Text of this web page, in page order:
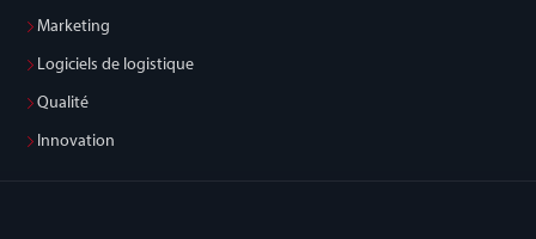
Marketing
Logiciels de logistique
Qualité
Innovation